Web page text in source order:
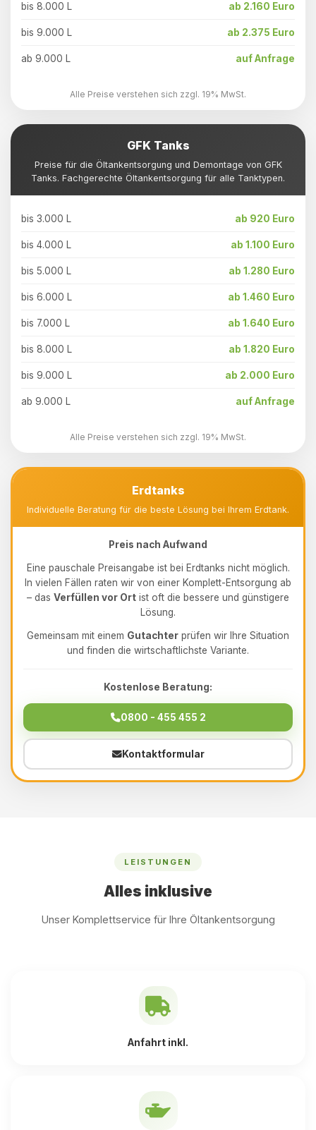
bis 8.000 L ab 2.160 Euro
bis 9.000 L ab 2.375 Euro
ab 9.000 L auf Anfrage
Alle Preise verstehen sich zzgl. 19% MwSt.
GFK Tanks
Preise für die Öltankentsorgung und Demontage von GFK
Tanks. Fachgerechte Öltankentsorgung für alle Tanktypen.
bis 3.000 L ab 920 Euro
bis 4.000 L ab 1.100 Euro
bis 5.000 L ab 1.280 Euro
bis 6.000 L ab 1.460 Euro
bis 7.000 L ab 1.640 Euro
bis 8.000 L ab 1.820 Euro
bis 9.000 L ab 2.000 Euro
ab 9.000 L auf Anfrage
Alle Preise verstehen sich zzgl. 19% MwSt.
Erdtanks
Individuelle Beratung für die beste Lösung bei Ihrem Erdtank.
Preis nach Aufwand
Eine pauschale Preisangabe ist bei Erdtanks nicht möglich.
In vielen Fällen raten wir von einer Komplett-Entsorgung ab
– das Verfüllen vor Ort ist oft die bessere und günstigere
Lösung.
Gemeinsam mit einem Gutachter prüfen wir Ihre Situation
und finden die wirtschaftlichste Variante.
Kostenlose Beratung:
0800 - 455 455 2
Kontaktformular
LEISTUNGEN
Alles inklusive
Unser Komplettservice für Ihre Öltankentsorgung
Anfahrt inkl.